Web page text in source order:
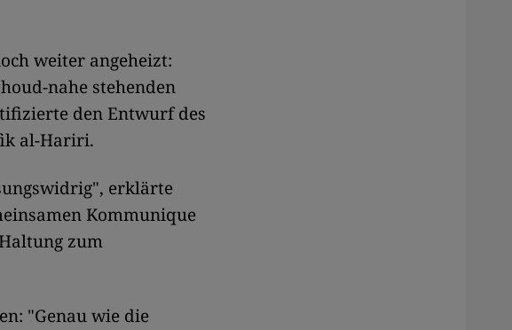
weiter angeheizt:
nahe stehenden
den Entwurf des
al-Hariri.
erklärte
Kommunique
zum
"Genau wie die